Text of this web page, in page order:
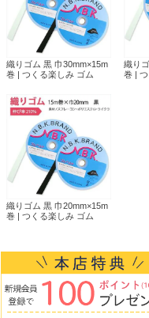
織りゴム 黒 巾30mm×15m
巻 | つくる楽しみ ゴム
織り
巻 |
織りゴム 黒 巾20mm×15m
巻 | つくる楽しみ ゴム